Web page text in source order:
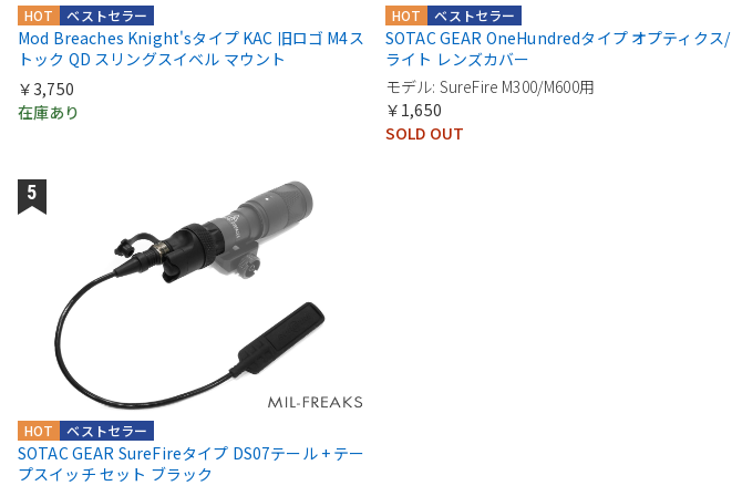
ベストセラー
HOT
Mod Breaches Knight'sタイプ KAC 旧ロゴ M4ス
トック QD スリングスイベル マウント
￥3,750
在庫あり
ベストセラー
HOT
SOTAC GEAR OneHundredタイプ オプティクス/
ライト レンズカバー
モデル: SureFire M300/M600用
￥1,650
SOLD OUT
ベストセラー
HOT
SOTAC GEAR SureFireタイプ DS07テール + テー
プスイッチ セット ブラック